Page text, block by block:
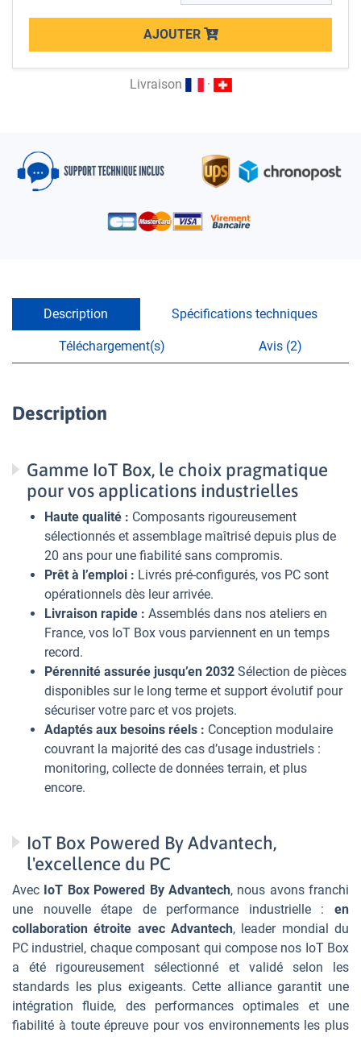
AJOUTER
Livraison
·
Description Spécifications techniques
Téléchargement(s) Avis (2)
Description
Gamme IoT Box, le choix pragmatique
pour vos applications industrielles
Haute qualité : Composants rigoureusement
sélectionnés et assemblage maîtrisé depuis plus de
20 ans pour une fiabilité sans compromis.
Prêt à l’emploi : Livrés pré-configurés, vos PC sont
opérationnels dès leur arrivée.
Livraison rapide : Assemblés dans nos ateliers en
France, vos IoT Box vous parviennent en un temps
record.
Pérennité assurée jusqu’en 2032 Sélection de pièces
disponibles sur le long terme et support évolutif pour
sécuriser votre parc et vos projets.
Adaptés aux besoins réels : Conception modulaire
couvrant la majorité des cas d’usage industriels :
monitoring, collecte de données terrain, et plus
encore.
IoT Box Powered By Advantech,
l'excellence du PC
Avec IoT Box Powered By Advantech, nous avons franchi
une nouvelle étape de performance industrielle : en
collaboration étroite avec Advantech, leader mondial du
PC industriel, chaque composant qui compose nos IoT Box
a été rigoureusement sélectionné et validé selon les
standards les plus exigeants. Cette alliance garantit une
intégration fluide, des performances optimales et une
fiabilité à toute épreuve pour vos environnements les plus